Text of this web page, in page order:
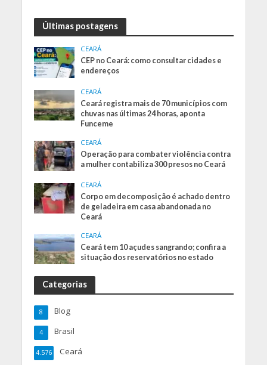
Últimas postagens
CEARÁ
CEP no Ceará: como consultar cidades e
endereços
CEARÁ
Ceará registra mais de 70 municípios com
chuvas nas últimas 24 horas, aponta
Funceme
CEARÁ
Operação para combater violência contra
a mulher contabiliza 300 presos no Ceará
CEARÁ
Corpo em decomposição é achado dentro
de geladeira em casa abandonada no
Ceará
CEARÁ
Ceará tem 10 açudes sangrando; confira a
situação dos reservatórios no estado
Categorias
Blog
8
Brasil
4
Ceará
4.576